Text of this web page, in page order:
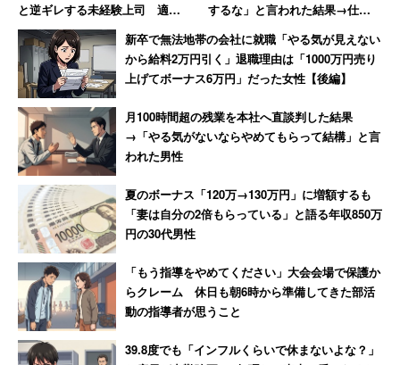
と逆ギレする未経験上司 適応
障害になり2週間で退職した女性
するな」と言われた結果→仕事
がアホらしくなり退職
新卒で無法地帯の会社に就職「やる気が見えない
から給料2万円引く」退職理由は「1000万円売り
上げてボーナス6万円」だった女性【後編】
月100時間超の残業を本社へ直談判した結果
→「やる気がないならやめてもらって結構」と言
われた男性
夏のボーナス「120万→130万円」に増額するも
「妻は自分の2倍もらっている」と語る年収850万
円の30代男性
「もう指導をやめてください」大会会場で保護か
らクレーム 休日も朝6時から準備してきた部活
動の指導者が思うこと
39.8度でも「インフルくらいで休まないよな？」